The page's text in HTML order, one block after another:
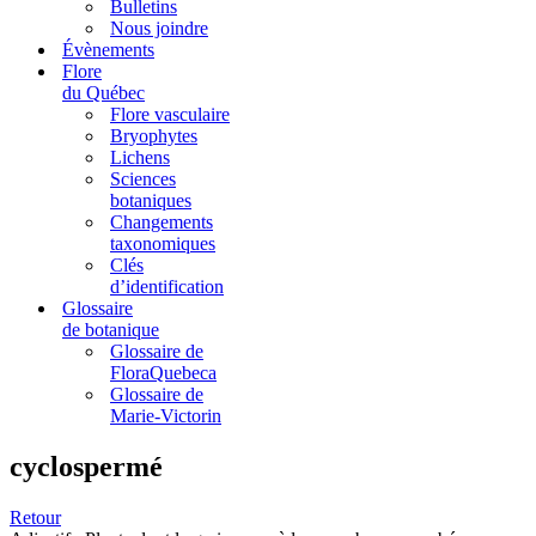
Bulletins
Nous joindre
Évènements
Flore
du Québec
Flore vasculaire
Bryophytes
Lichens
Sciences
botaniques
Changements
taxonomiques
Clés
d’identification
Glossaire
de botanique
Glossaire de
FloraQuebeca
Glossaire de
Marie-Victorin
cyclospermé
Retour